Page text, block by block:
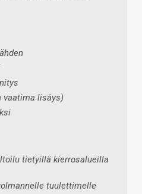
vaatima lisäys)
tietyillä kierrosalueilla
tuulettimelle